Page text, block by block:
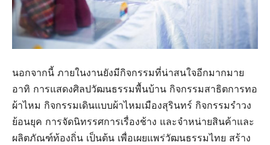
นอกจากนี้ ภายในงานยังมีกิจกรรมที่น่าสนใจอีกมากมาย
อาทิ การแสดงศิลปวัฒนธรรมพื้นบ้าน กิจกรรมสาธิตการทอ
ผ้าไหม กิจกรรมเดินแบบผ้าไหมเมืองสุรินทร์ กิจกรรมรำวง
ย้อนยุค การจัดนิทรรศการเรื่องช้าง และจำหน่ายสินค้าและ
ผลิตภัณฑ์ท้องถิ่น เป็นต้น เพื่อเผยแพร่วัฒนธรรมไทย สร้าง